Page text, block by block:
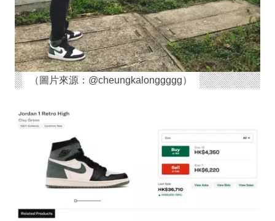
（圖片來源：@cheungkalonggggg）